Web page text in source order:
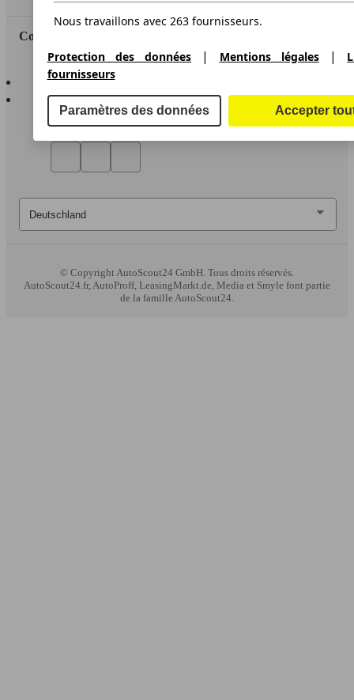
Contact
AutoScout24 pour iOS
AutoScout24 pour Android
© CopyrightAutoScout24 GmbH. Tous droits réservés.
AutoScout24.fr, AutoProff, LeasingMarkt.de, Media et Smyle font partie
de la famille AutoScout24.
Nous travaillons avec 263 fournisseurs.
Protection des données | Mentions légales|
fournisseurs
Paramètres des données Accepter